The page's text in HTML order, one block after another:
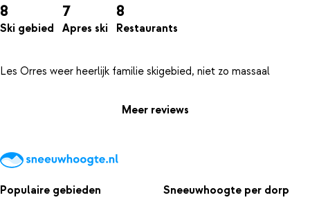
8
Ski gebied
7
Apres ski
8
Restaurants
Meer reviews
Populaire gebieden Sneeuwhoogte per dorp